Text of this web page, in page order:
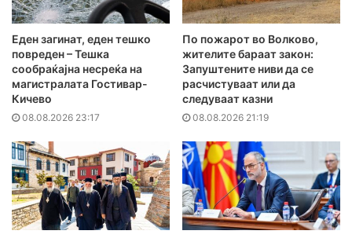
Еден загинат, еден тешко
повреден – Тешка
сообраќајна несреќа на
магистралата Гостивар-
Кичево
08.08.2026 23:17
По пожарот во Волково,
жителите бараат закон:
Запуштените ниви да се
расчистуваат или да
следуваат казни
08.08.2026 21:19